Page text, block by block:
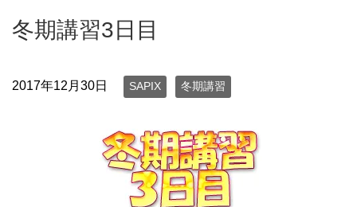
冬期講習3日目
2017年12月30日 SAPIX 冬期講習